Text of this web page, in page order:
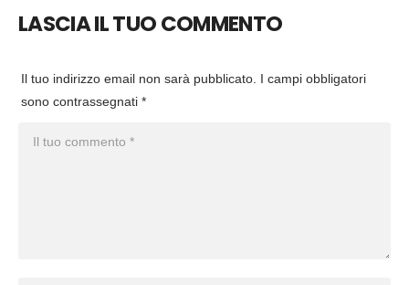
LASCIA IL TUO COMMENTO
Il tuo indirizzo email non sarà pubblicato. I campi obbligatori
sono contrassegnati *